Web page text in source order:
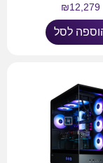
₪12,279
לסל